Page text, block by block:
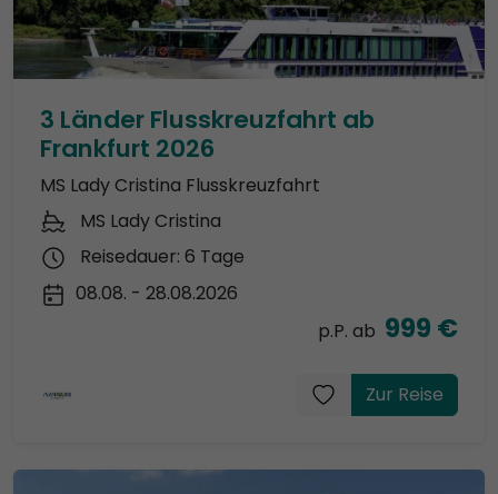
3 Länder Flusskreuzfahrt ab
Frankfurt 2026
MS Lady Cristina Flusskreuzfahrt
MS Lady Cristina
Reisedauer: 6 Tage
08.08. - 28.08.2026
p.P. ab 999 €
Zur Reise